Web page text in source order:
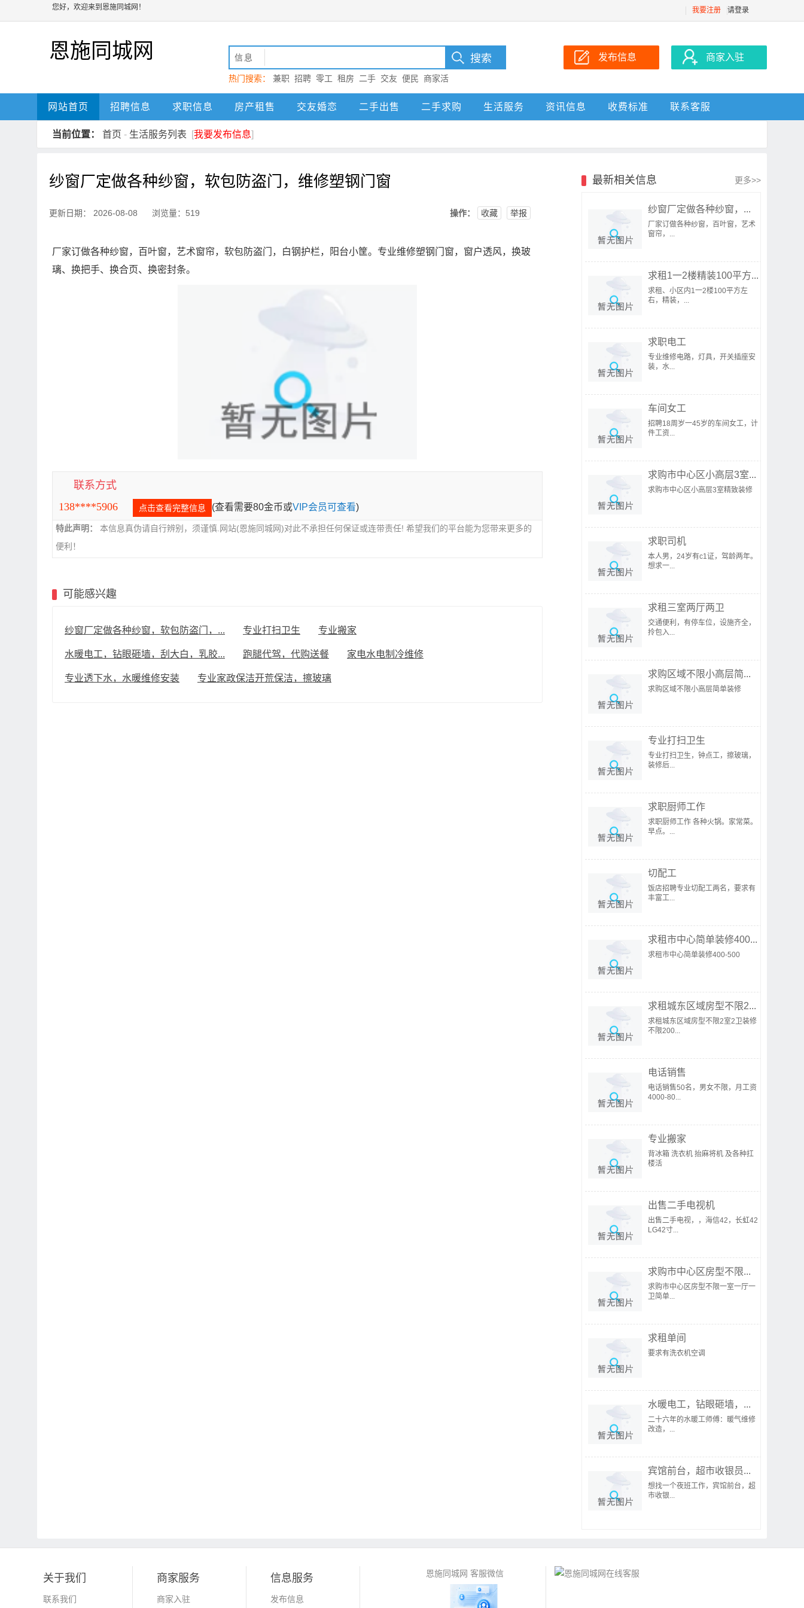
您好，欢迎来到恩施同城网！ 我要注册 请登录
恩施同城网 信息
热门搜索： 兼职 招聘 零工 租房 二手 交友 便民
商家活
动 恩施
发布信息 商家入驻
网站首页 招聘信息 求职信息 房产租售 交友婚恋 二手出售 二手求购 生活服务 资讯信息 收费标准 联系客服
当前位置： 首页 - 生活服务列表 [我要发布信息]
纱窗厂定做各种纱窗，软包防盗门，维修塑钢门窗
更新日期： 2026-08-08 浏览量：519 操作： 收藏 举报
厂家订做各种纱窗，百叶窗，艺术窗帘，软包防盗门，白钢护栏，阳台小筐。专业维修塑钢门窗，窗户透风，换玻
璃、换把手、换合页、换密封条。
联系方式
138****5906
点击查看完整信息 (查看需要80金币或VIP会员可查看)
特此声明：
本信息真伪请自行辨别，须谨慎.网站(恩施同城网)对此不承担任何保证或连带责任! 希望我们的平台能为您带来更多的
便利！
可能感兴趣
纱窗厂定做各种纱窗，软包防盗门，... 专业打扫卫生 专业搬家
水暖电工，钻眼砸墙，刮大白，乳胶... 跑腿代驾，代购送餐 家电水电制冷维修
专业透下水，水暖维修安装 专业家政保洁开荒保洁，擦玻璃
最新相关信息 更多>>
纱窗厂定做各种纱窗，...
厂家订做各种纱窗，百叶窗，艺术
窗帘，...
求租1一2楼精装100平方...
求租、小区内1一2楼100平方左
右，精装，...
求职电工
专业维修电路，灯具，开关插座安
装，水...
车间女工
招聘18周岁一45岁的车间女工，计
件工资...
求购市中心区小高层3室...
求购市中心区小高层3室精致装修
求职司机
本人男，24岁有c1证，驾龄两年。
想求一...
求租三室两厅两卫
交通便利，有停车位，设施齐全，
拎包入...
求购区域不限小高层简...
求购区域不限小高层简单装修
专业打扫卫生
专业打扫卫生，钟点工，擦玻璃，
装修后...
求职厨师工作
求职厨师工作 各种火锅。家常菜。
早点。...
切配工
饭店招聘专业切配工两名，要求有
丰富工...
求租市中心简单装修400...
求租市中心简单装修400-500
求租城东区域房型不限2...
求租城东区域房型不限2室2卫装修
不限200...
电话销售
电话销售50名，男女不限，月工资
4000-80...
专业搬家
背冰箱 洗衣机 抬麻将机 及各种扛
楼活
出售二手电视机
出售二手电视，，海信42，长虹42
LG42寸...
求购市中心区房型不限...
求购市中心区房型不限一室一厅一
卫简单...
求租单间
要求有洗衣机空调
水暖电工，钻眼砸墙，...
二十六年的水暖工师傅：暖气维修
改造，...
宾馆前台，超市收银员...
想找一个夜班工作，宾馆前台，超
市收银...
关于我们
联系我们
商家服务
商家入驻
信息服务
发布信息
恩施同城网 客服微信